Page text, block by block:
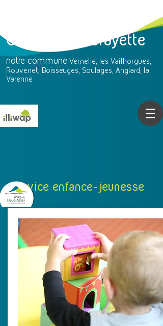
Chavaniac-Lafayette
notre commune Vernelle, les Vailhorgues,
Rouvenet, Boisseuges, Soulages, Anglard, la
Varenne
Service enfance-jeunesse